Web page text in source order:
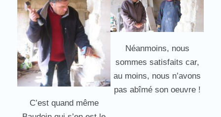
C’est quand même
Néanmoins, nous
sommes satisfaits car,
au moins, nous n’avons
pas abîmé son oeuvre !